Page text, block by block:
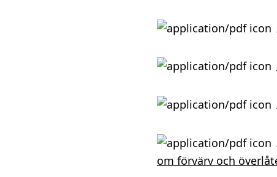
om förvärv och